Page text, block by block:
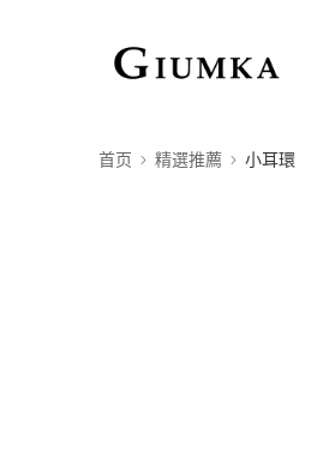
首页 精選推薦 小耳環